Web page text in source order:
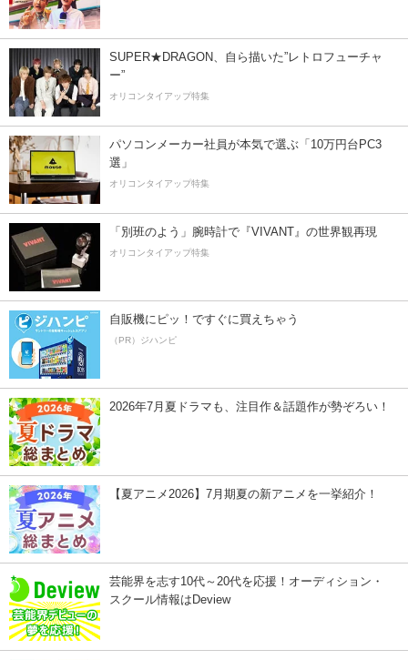
SUPER★DRAGON、自ら描いた”レトロフューチャ
ー”
オリコンタイアップ特集
パソコンメーカー社員が本気で選ぶ「10万円台PC3
選」
オリコンタイアップ特集
「別班のよう」腕時計で『VIVANT』の世界観再現
オリコンタイアップ特集
自販機にピッ！ですぐに買えちゃう
（PR）ジハンピ
2026年7月夏ドラマも、注目作＆話題作が勢ぞろい！
【夏アニメ2026】7月期夏の新アニメを一挙紹介！
芸能界を志す10代～20代を応援！オーディション・
スクール情報はDeview